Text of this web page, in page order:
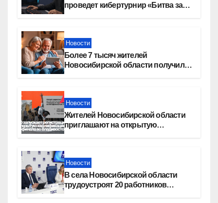
проведет кибертурнир «Битва за
Новости
Более 7 тысяч жителей
Новосибирской области получили
Новости
Жителей Новосибирской области
приглашают на открытую
Новости
В села Новосибирской области
трудоустроят 20 работников